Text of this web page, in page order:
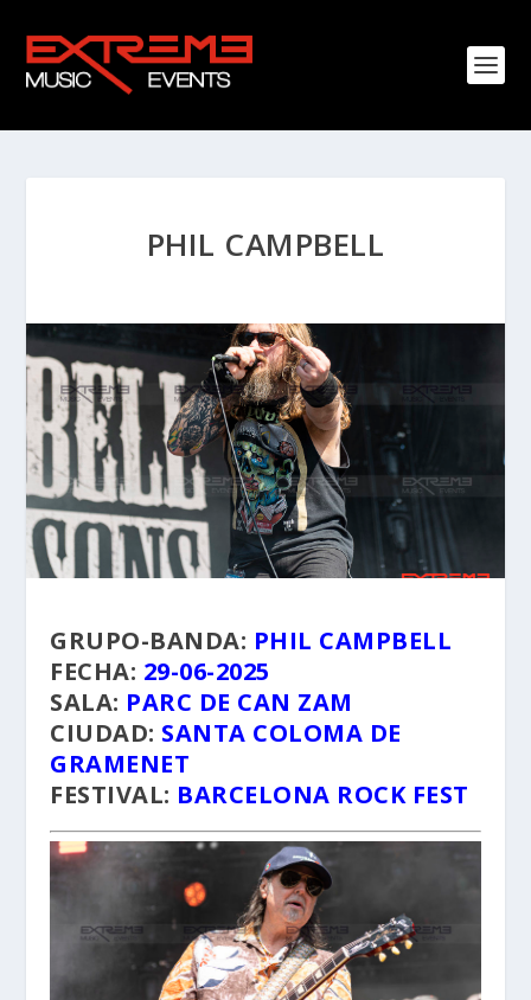
PHIL CAMPBELL
GRUPO-BANDA: PHIL CAMPBELL
FECHA: 29-06-2025
SALA: PARC DE CAN ZAM
CIUDAD: SANTA COLOMA DE
GRAMENET
FESTIVAL: BARCELONA ROCK FEST